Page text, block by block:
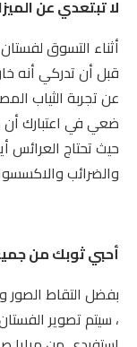
لا تبتعدي عن
أثناء التسوق
قبل أن تدركي أنه
عن تجربة الثياب
ضعي في اعتبارك أن
حيث تحتاج العرائس
والضرائب
أحبي ثوبك من
بفضل التقاط الصور
، سيتم تصوير